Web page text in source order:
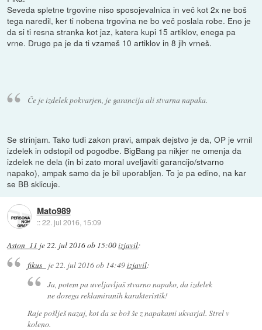
Seveda spletne trgovine niso sposojevalnica in več kot 2x ne boš
tega naredil, ker ti nobena trgovina ne bo več poslala robe. Eno je
da si ti resna stranka kot jaz, katera kupi 15 artiklov, enega pa
vrne. Drugo pa je da ti vzameš 10 artiklov in 8 jih vrneš.
Če je izdelek pokvarjen, je garancija ali stvarna napaka.
Se strinjam. Tako tudi zakon pravi, ampak dejstvo je da, OP je vrnil
izdelek in odstopil od pogodbe. BigBang pa nikjer ne omenja da
izdelek ne dela (in bi zato moral uveljaviti garancijo/stvarno
napako), ampak samo da je bil uporabljen. To je pa edino, na kar
se BB sklicuje.
Mato989
::22. jul 2016, 15:09
Aston_11 je22. jul 2016 ob 15:00izjavil:
fikus_ je22. jul 2016 ob 14:49izjavil:
Ja, potem pa uveljavljaš stvarno napako, da izdelek
ne dosega reklamiranih karakteristik!
Raje pošlješ nazaj, kot da se boš še z napakami ukvarjal. Strel v
koleno.